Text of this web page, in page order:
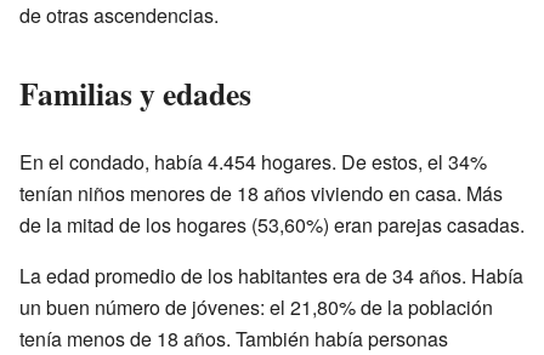
de otras ascendencias.
Familias y edades
En el condado, había 4.454 hogares. De estos, el 34%
tenían niños menores de 18 años viviendo en casa. Más
de la mitad de los hogares (53,60%) eran parejas casadas.
La edad promedio de los habitantes era de 34 años. Había
un buen número de jóvenes: el 21,80% de la población
tenía menos de 18 años. También había personas